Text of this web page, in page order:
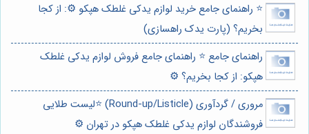
⭐️ راهنمای جامع خرید لوازم یدکی غلطک هپکو ⚙️: از کجا
بخریم؟ (پارت یدک راهسازی)
راهنمای جامع ⭐️ راهنمای جامع فروش لوازم یدکی غلطک
هپکو: از کجا بخریم؟ ⚙️
مروری / گردآوری (Round-up/Listicle) ⭐️لیست طلایی
فروشندگان لوازم یدکی غلطک هپکو در تهران ⚙️